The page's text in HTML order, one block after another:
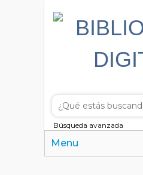
Búsqueda avanzada
Menu